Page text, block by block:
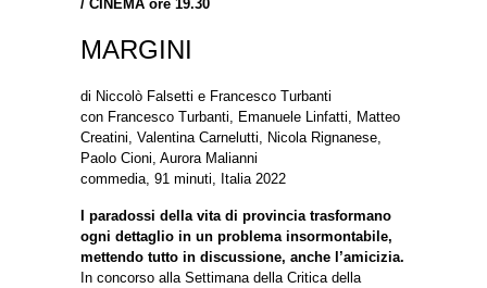
/ CINEMA ore 19.30
MARGINI
di Niccolò Falsetti e Francesco Turbanti
con Francesco Turbanti, Emanuele Linfatti, Matteo
Creatini, Valentina Carnelutti, Nicola Rignanese,
Paolo Cioni, Aurora Malianni
commedia, 91 minuti, Italia 2022
I paradossi della vita di provincia trasformano
ogni dettaglio in un problema insormontabile,
mettendo tutto in discussione, anche l’amicizia.
In concorso alla Settimana della Critica della